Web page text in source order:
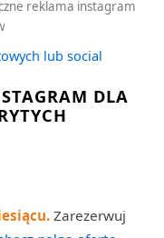
reklama instagram
lub social
DLA
Zarezerwuj